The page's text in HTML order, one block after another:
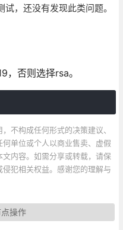
，还没有发现此类问题。
否则选择rsa。
不构成任何形式的决策建议、
单位或个人以商业售卖、虚假
内容。如需分享或转载，请保
犯相关权益。感谢您的理解与
操作